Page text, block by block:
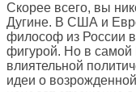
Скорее всего, вы
Дугине. В США и
философ из России
фигурой. Но в самой
влиятельной
идеи о